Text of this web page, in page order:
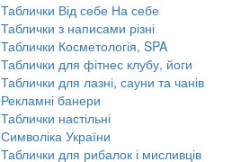
Таблички Від себе На себе
Таблички з написами різні
Таблички Косметологія, SPA
Таблички для фітнес клубу, йоги
Таблички для лазні, сауни та чанів
Рекламні банери
Таблички настільні
Символіка України
Таблички для рибалок і мисливців